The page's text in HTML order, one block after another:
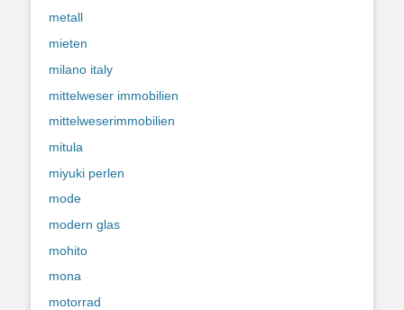
metall
mieten
milano italy
mittelweser immobilien
mittelweserimmobilien
mitula
miyuki perlen
mode
modern glas
mohito
mona
motorrad